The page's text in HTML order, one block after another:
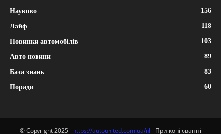
Науково 156
Лайф 118
Новинки автомобілів 103
Авто новини 89
База знань 83
Поради 60
© Copyright 2025 - https://autounited.com.ua/nl - При копіюванні